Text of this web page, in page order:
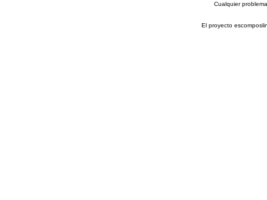
Cualquier
El proyecto